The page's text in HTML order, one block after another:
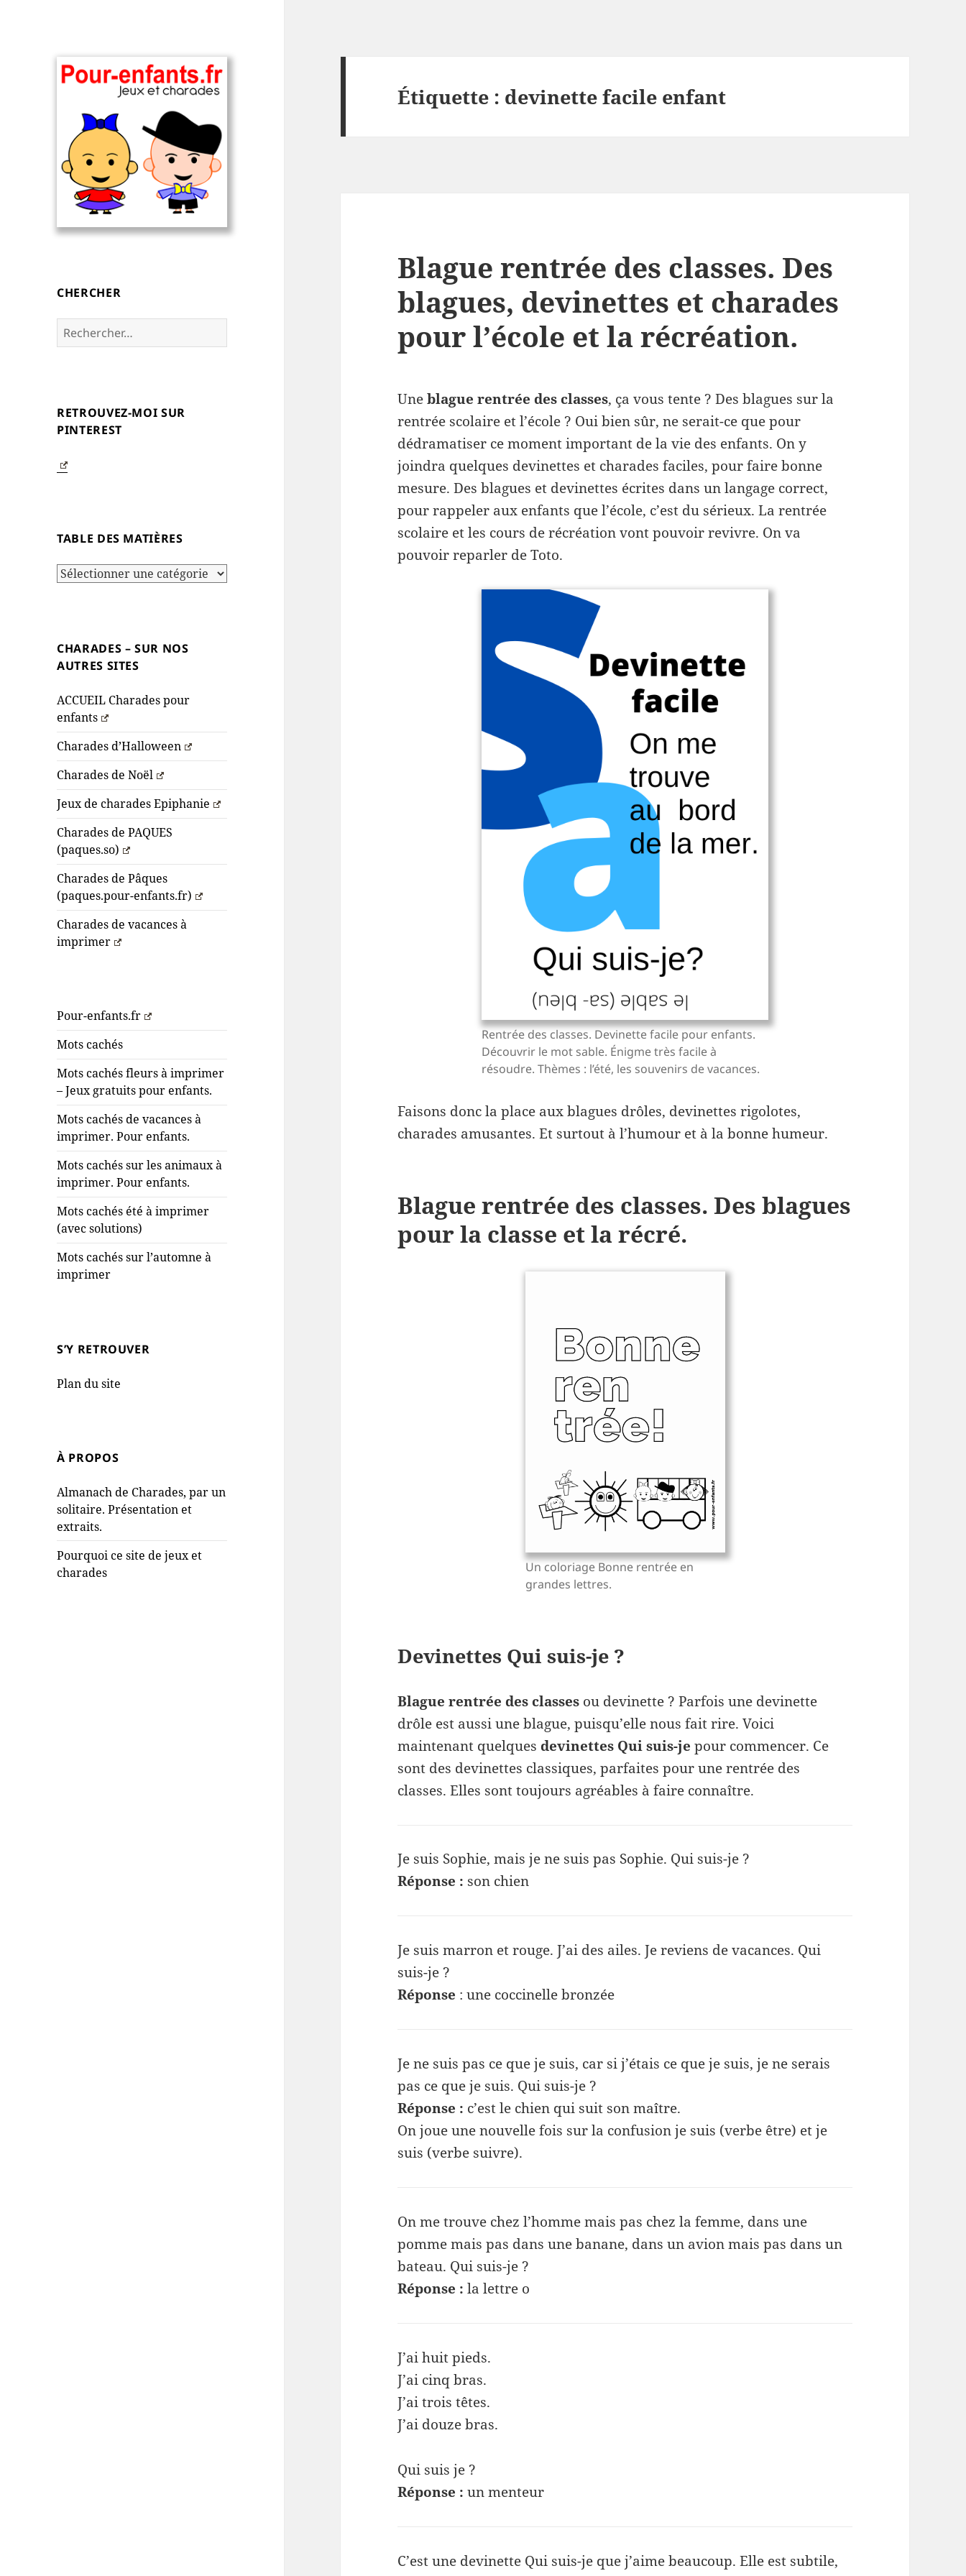
devinettes, pour
enfants.
CHERCHER
Rechercher :
RETROUVEZ-MOI SUR
PINTEREST
TABLE DES MATIÈRES
Table
CHARADES – SUR NOS
AUTRES SITES
ACCUEIL Charades pour
enfants
Charades d’Halloween
Charades de Noël
Jeux de charades Epiphanie
Charades de PAQUES
(paques.so)
Charades de Pâques
(paques.pour-enfants.fr)
Charades de vacances à
imprimer
Pour-enfants.fr
Mots cachés
Mots cachés fleurs à imprimer
– Jeux gratuits pour enfants.
Mots cachés de vacances à
imprimer. Pour enfants.
Mots cachés sur les animaux à
imprimer. Pour enfants.
Mots cachés été à imprimer
(avec solutions)
Mots cachés sur l’automne à
imprimer
S’Y RETROUVER
Plan du site
À PROPOS
Almanach de Charades, par un
solitaire. Présentation et
extraits.
Pourquoi ce site de jeux et
charades
Étiquette : devinette facile enfant
Blague rentrée des classes. Des
blagues, devinettes et charades
pour l’école et la récréation.
Uneblague rentrée des classes, ça vous tente ? Des blagues sur la
rentrée scolaire et l’école ? Oui bien sûr, ne serait-ce que pour
dédramatiser ce moment important de la vie des enfants. On y
joindra quelques devinettes et charades faciles, pour faire bonne
mesure. Des blagues et devinettes écrites dans un langage correct,
pour rappeler aux enfants que l’école, c’est du sérieux. La rentrée
scolaire et les cours de récréation vont pouvoir revivre. On va
pouvoir reparler de Toto.
Rentrée des classes. Devinette facile pour enfants.
Découvrir le mot sable. Énigme très facile à
résoudre. Thèmes : l’été, les souvenirs de vacances.
Faisons donc la place aux blagues drôles, devinettes rigolotes,
charades amusantes. Et surtout à l’humour et à la bonne humeur.
Blague rentrée des classes. Des blagues
pour la classe et la récré.
Un coloriage Bonne rentrée en
grandes lettres.
Devinettes Qui suis-je ?
Blague rentrée des classes ou devinette ? Parfois une devinette
drôle est aussi une blague, puisqu’elle nous fait rire. Voici
maintenant quelques devinettes Qui suis-je pour commencer. Ce
sont des devinettes classiques, parfaites pour une rentrée des
classes. Elles sont toujours agréables à faire connaître.
Je suis Sophie, mais je ne suis pas Sophie. Qui suis-je ?
Réponse : son chien
Je suis marron et rouge. J’ai des ailes. Je reviens de vacances. Qui
suis-je ?
Réponse : une coccinelle bronzée
Je ne suis pas ce que je suis, car si j’étais ce que je suis, je ne serais
pas ce que je suis. Qui suis-je ?
Réponse : c’est le chien qui suit son maître.
On joue une nouvelle fois sur la confusion je suis (verbe être) et je
suis (verbe suivre).
On me trouve chez l’homme mais pas chez la femme, dans une
pomme mais pas dans une banane, dans un avion mais pas dans un
bateau. Qui suis-je ?
Réponse : la lettre o
J’ai huit pieds.
J’ai cinq bras.
J’ai trois têtes.
J’ai douze bras.
Qui suis je ?
Réponse : un menteur
C’est une devinette Qui suis-je que j’aime beaucoup. Elle est subtile,